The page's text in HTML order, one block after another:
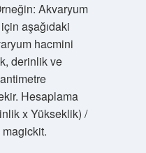
Akvaryum
aşağıdaki
hacmini
derinlik ve
Hesaplama
x Yükseklik) /